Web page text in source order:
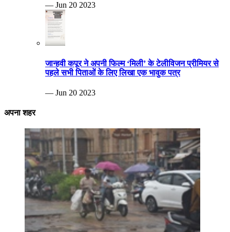
— Jun 20 2023
जान्हवी कपूर ने अपनी फिल्म ‘मिली’ के टेलीविजन प्रीमियर से
पहले सभी पिताओं के लिए लिखा एक भावुक पत्र
— Jun 20 2023
अपना शहर